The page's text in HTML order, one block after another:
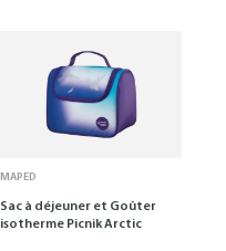
MAPED
Sac à déjeuner et Goûter
isotherme Picnik Arctic